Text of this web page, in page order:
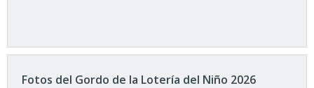
Fotos del Gordo de la Lotería del Niño 2026